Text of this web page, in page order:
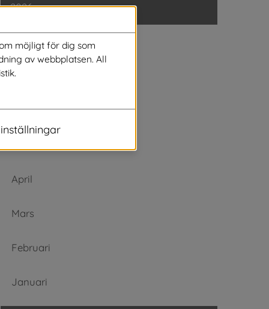
2026
Augusti
Juli
Juni
April
Mars
Februari
Januari
möjligt för dig som
av webbplatsen. All